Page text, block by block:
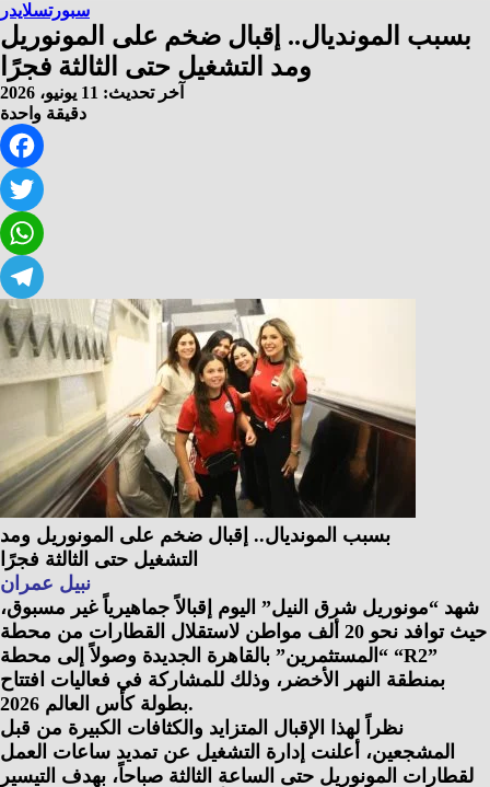
سبورتسلايدر
بسبب المونديال.. إقبال ضخم على المونوريل
ومد التشغيل حتى الثالثة فجرًا
آخر تحديث: 11 يونيو، 2026
دقيقة واحدة
Telegram
بسبب المونديال.. إقبال ضخم على المونوريل ومد
التشغيل حتى الثالثة فجرًا
نبيل عمران
شهد “مونوريل شرق النيل” اليوم إقبالاً جماهيرياً غير مسبوق،
حيث توافد نحو 20 ألف مواطن لاستقلال القطارات من محطة
“المستثمرين” بالقاهرة الجديدة وصولاً إلى محطة “R2”
بمنطقة النهر الأخضر، وذلك للمشاركة في فعاليات افتتاح
بطولة كأس العالم 2026.
نظراً لهذا الإقبال المتزايد والكثافات الكبيرة من قبل
المشجعين، أعلنت إدارة التشغيل عن تمديد ساعات العمل
لقطارات المونوريل حتى الساعة الثالثة صباحاً، بهدف التيسير